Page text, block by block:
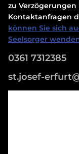
zu
Kontaktanfragen
können Sie sich
Seelsorger
0361 7312385
st.josef-